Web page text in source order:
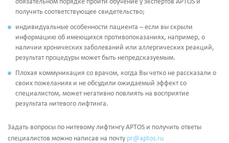
обязательном порядке пройти обучение у экспертов APTOS и
получить соответствующее свидетельство;
индивидуальные особенности пациента – если вы скрыли
информацию об имеющихся противопоказаниях, например, о
наличии хронических заболеваний или аллергических реакций,
результат процедуры может быть непредсказуемым.
Плохая коммуникация со врачом, когда Вы четко не рассказали о
своих пожеланиях и не обсудили ожидаемый эффект со
специалистом, может негативно повлиять на восприятие
результата нитевого лифтинга.
Задать вопросы по нитевому лифтингу APTOS и получить ответы
специалистов можно написав на почту pr@aptos.ru